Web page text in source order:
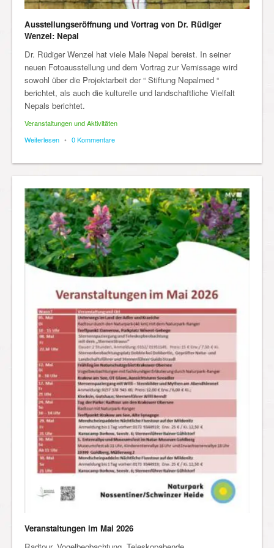
Ausstellungseröffnung und Vortrag von Dr. Rüdiger
Wenzel: Nepal
Dr. Rüdiger Wenzel hat viele Male Nepal bereist. In seiner
neuen Fotoausstellung und dem Vortrag zur Vernissage wird
sowohl über die Projektarbeit der “ Stiftung Nepalmed “
berichtet, als auch die kulturelle und landschaftliche Vielfalt
Nepals berichtet.
Veranstaltungen und Aktivitäten
Weiterlesen • 0 Kommentare
Veranstaltungen im Mai 2026